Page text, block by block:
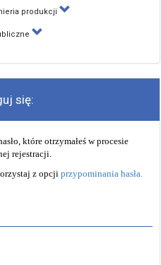
produkcji
się:
które otrzymałeś w procesie
rejestracji.
z opcji przypominania hasła.